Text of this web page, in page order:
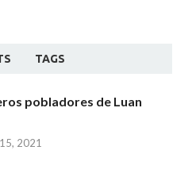
TAGS
pobladores de Luan
2021